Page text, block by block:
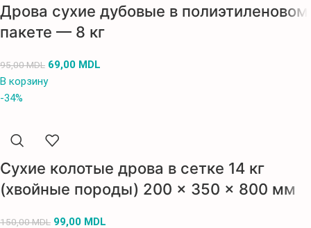
Дрова сухие дубовые в полиэтиленовом
пакете — 8 кг
95,00MDL 69,00 MDL
В корзину
-34%
Сухие колотые дрова в сетке 14 кг
(хвойные породы) 200 × 350 × 800 мм
150,00MDL 99,00 MDL